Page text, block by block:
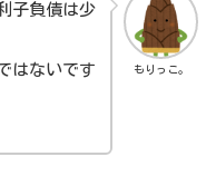
もりっこ。
子負債は少
はないです